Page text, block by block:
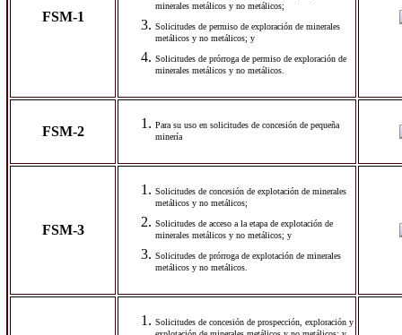
FSM-1
minerales metálicos y no metálicos;
Solicitudes de permiso de exploración de minerales
metálicos y no metálicos; y
Solicitudes de prórroga de permiso de exploración de
minerales metálicos y no metálicos.
FSM-2 Para su uso en solicitudes de concesión de pequeña
minería
FSM-3
Solicitudes de concesión de explotación de minerales
metálicos y no metálicos;
Solicitudes de acceso a la etapa de explotación de
minerales metálicos y no metálicos; y
Solicitudes de prórroga de explotación de minerales
metálicos y no metálicos.
Solicitudes de concesión de prospección, exploración y